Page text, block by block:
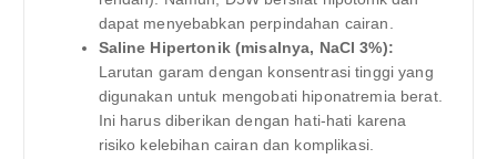
dapat menyebabkan perpindahan cairan.
Saline Hipertonik (misalnya, NaCl 3%):
Larutan garam dengan konsentrasi tinggi yang
digunakan untuk mengobati hiponatremia berat.
Ini harus diberikan dengan hati-hati karena
risiko kelebihan cairan dan komplikasi.